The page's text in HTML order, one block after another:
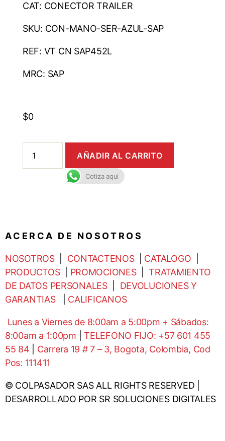
CAT: CONECTOR TRAILER
SKU: CON-MANO-SER-AZUL-SAP
REF: VT CN SAP452L
MRC: SAP
$0
AÑADIR AL CARRITO
Cotiza aqui
A C E R C A D E N O S O T R O S
NOSOTROS| CONTACTENOS| CATALOGO
PRODUCTOS| PROMOCIONES|TRATAMIENTO
DE DATOS PERSONALES| DEVOLUCIONES Y
GARANTIAS
CALIFICANOS
Lunes a Viernes de 8:00am a 5:00pm + Sábados:
8:00am a 1:00pm |TELEFONO FIJO: +57 601 455
55 84
Carrera 19 # 7 – 3, Bogota, Colombia, Cod
Pos: 111411
© COLPASADOR SAS ALL RIGHTS RESERVED |
DESARROLLADO POR SR SOLUCIONES DIGITALES